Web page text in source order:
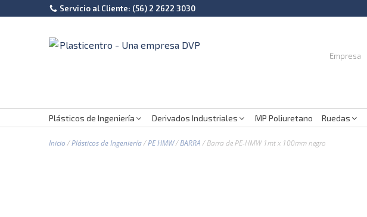
Servicio al Cliente: (56) 2 2622 3030
Empresa
Plásticos de Ingeniería Derivados Industriales MP Poliuretano Ruedas
Inicio/Plásticos de Ingeniería/PE HMW/BARRA/ Barra de PE-HMW 1mt x 100mm negro